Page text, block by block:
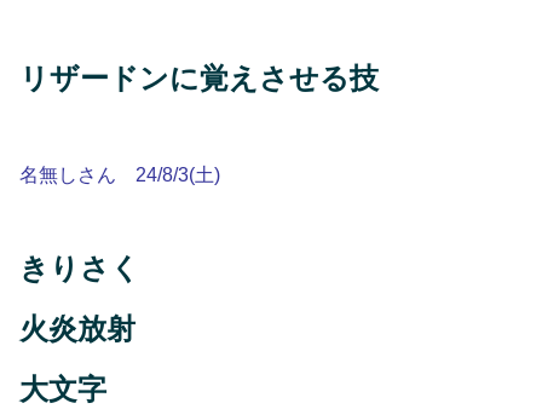
リザードンに覚えさせる技
名無しさん 24/8/3(土)
きりさく
火炎放射
大文字